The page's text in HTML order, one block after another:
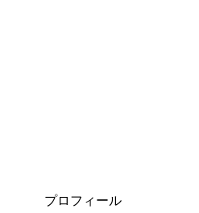
プロフィール